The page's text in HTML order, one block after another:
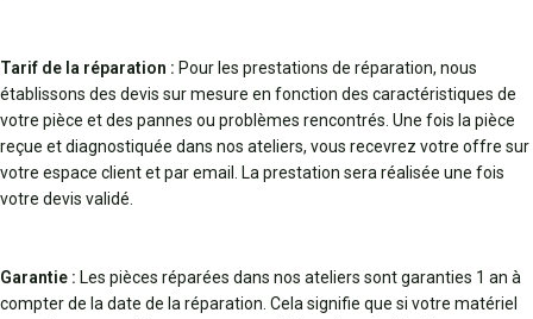
Tarif de la réparation : Pour les prestations de réparation, nous
établissons des devis sur mesure en fonction des caractéristiques de
votre pièce et des pannes ou problèmes rencontrés. Une fois la pièce
reçue et diagnostiquée dans nos ateliers, vous recevrez votre offre sur
votre espace client et par email. La prestation sera réalisée une fois
votre devis validé.
Garantie : Les pièces réparées dans nos ateliers sont garanties 1 an à
compter de la date de la réparation. Cela signifie que si votre matériel